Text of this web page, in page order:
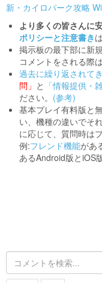
新・カイロパーク攻略
より多くの皆さんに
ポリシーと注意書き
掲示板の最下部に新
コメントをされる際は
過去に繰り返されて
問」 と 「情報提供・
ださい。 (参考)
基本プレイ有料版と
い、機種の違いでそ
に応じて、質問時は
例:フレンド機能があ
あるAndroid版とiOS